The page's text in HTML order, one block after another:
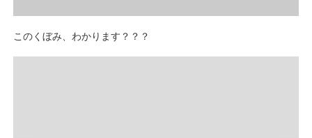
このくぼみ、わかります？？？